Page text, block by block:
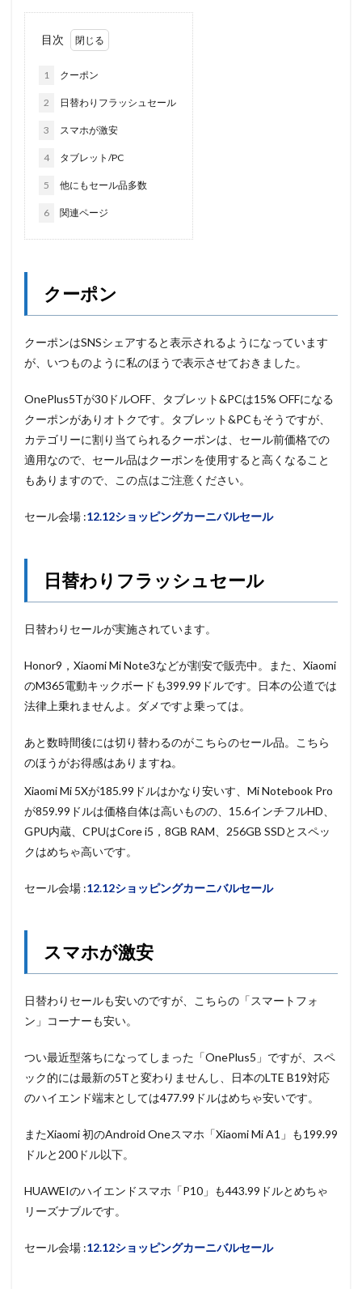
目次
1 クーポン
2 日替わりフラッシュセール
3 スマホが激安
4 タブレット/PC
5 他にもセール品多数
6 関連ページ
クーポン
クーポンはSNSシェアすると表示されるようになっています
が、いつものように私のほうで表示させておきました。
OnePlus5Tが30ドルOFF、タブレット&PCは15% OFFになる
クーポンがありオトクです。タブレット&PCもそうですが、
カテゴリーに割り当てられるクーポンは、セール前価格での
適用なので、セール品はクーポンを使用すると高くなること
もありますので、この点はご注意ください。
セール会場 :12.12ショッピングカーニバルセール
日替わりフラッシュセール
日替わりセールが実施されています。
Honor9，Xiaomi Mi Note3などが割安で販売中。また、Xiaomi
のM365電動キックボードも399.99ドルです。日本の公道では
法律上乗れませんよ。ダメですよ乗っては。
あと数時間後には切り替わるのがこちらのセール品。こちら
のほうがお得感はありますね。
Xiaomi Mi 5Xが185.99ドルはかなり安いす、Mi Notebook Pro
が859.99ドルは価格自体は高いものの、15.6インチフルHD、
GPU内蔵、CPUはCore i5，8GB RAM、256GB SSDとスペッ
クはめちゃ高いです。
セール会場 :12.12ショッピングカーニバルセール
スマホが激安
日替わりセールも安いのですが、こちらの「スマートフォ
ン」コーナーも安い。
つい最近型落ちになってしまった「OnePlus5」ですが、スペ
ック的には最新の5Tと変わりませんし、日本のLTE B19対応
のハイエンド端末としては477.99ドルはめちゃ安いです。
またXiaomi 初のAndroid Oneスマホ「Xiaomi Mi A1」も199.99
ドルと200ドル以下。
HUAWEIのハイエンドスマホ「P10」も443.99ドルとめちゃ
リーズナブルです。
セール会場 :12.12ショッピングカーニバルセール